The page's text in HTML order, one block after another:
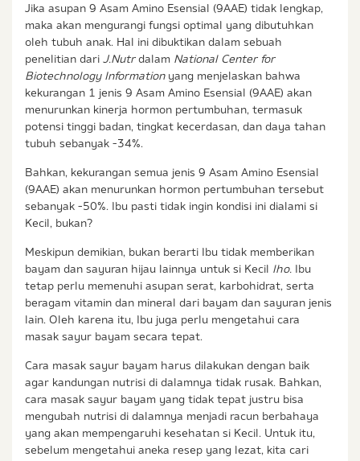
Jika asupan 9 Asam Amino Esensial (9AAE) tidak lengkap,
maka akan mengurangi fungsi optimal yang dibutuhkan
oleh tubuh anak. Hal ini dibuktikan dalam sebuah
penelitian dari J.Nutrdalam National Center for
Biotechnology Information yang menjelaskan bahwa
kekurangan 1 jenis 9 Asam Amino Esensial (9AAE) akan
menurunkan kinerja hormon pertumbuhan, termasuk
potensi tinggi badan, tingkat kecerdasan, dan daya tahan
tubuh sebanyak -34%.
Bahkan, kekurangan semua jenis 9 Asam Amino Esensial
(9AAE) akan menurunkan hormon pertumbuhan tersebut
sebanyak -50%. Ibu pasti tidak ingin kondisi ini dialami si
Kecil, bukan?
Meskipun demikian, bukan berarti Ibu tidak memberikan
bayam dan sayuran hijau lainnya untuk si Kecil lho. Ibu
tetap perlu memenuhi asupan serat, karbohidrat, serta
beragam vitamin dan mineral dari bayam dan sayuran jenis
lain. Oleh karena itu, Ibu juga perlu mengetahui cara
masak sayur bayam secara tepat.
Cara masak sayur bayam harus dilakukan dengan baik
agar kandungan nutrisi di dalamnya tidak rusak. Bahkan,
cara masak sayur bayam yang tidak tepat justru bisa
mengubah nutrisi di dalamnya menjadi racun berbahaya
yang akan mempengaruhi kesehatan si Kecil. Untuk itu,
sebelum mengetahui aneka resep yang lezat, kita cari